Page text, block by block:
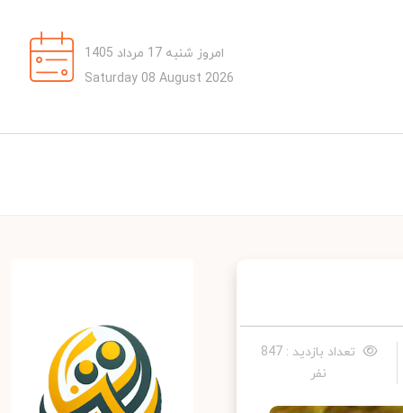
امروز شنبه 17 مرداد 1405
Saturday 08 August 2026
تعداد بازدید : 847
نفر